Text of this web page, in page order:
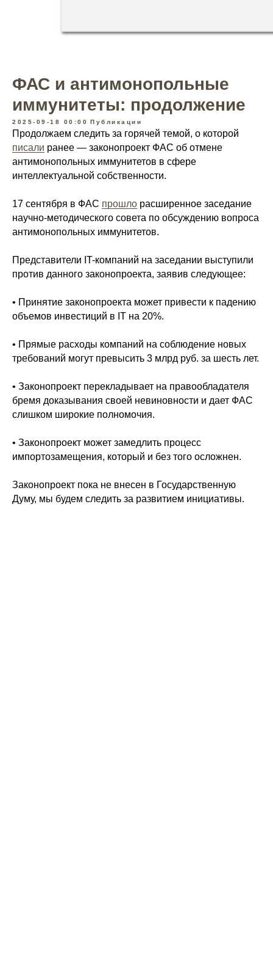
ФАС и антимонопольные
иммунитеты: продолжение
2025-09-18 00:00 Публикации
Продолжаем следить за горячей темой, о которой
писали ранее — законопроект ФАС об отмене
антимонопольных иммунитетов в сфере
интеллектуальной собственности.
17 сентября в ФАС прошло расширенное заседание
научно-методического совета по обсуждению вопроса
антимонопольных иммунитетов.
Представители IT-компаний на заседании выступили
против данного законопроекта, заявив следующее:
• Принятие законопроекта может привести к падению
объемов инвестиций в IT на 20%.
• Прямые расходы компаний на соблюдение новых
требований могут превысить 3 млрд руб. за шесть лет.
• Законопроект перекладывает на правообладателя
бремя доказывания своей невиновности и дает ФАС
слишком широкие полномочия.
• Законопроект может замедлить процесс
импортозамещения, который и без того осложнен.
Законопроект пока не внесен в Государственную
Думу, мы будем следить за развитием инициативы.